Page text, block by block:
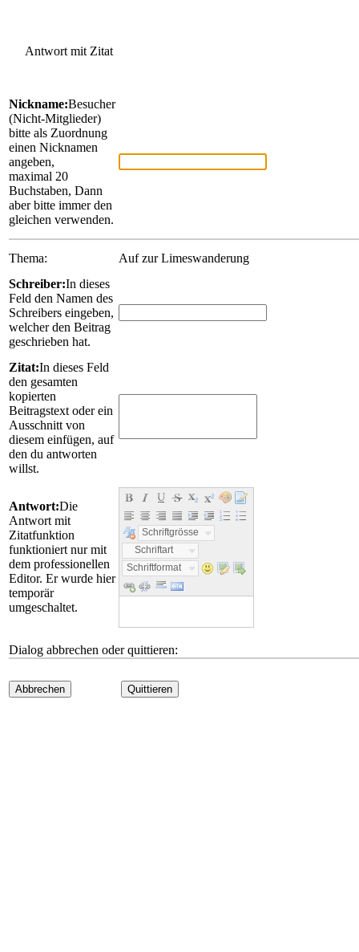
Antwort mit Zitat
Nickname:Besucher
(Nicht-Mitglieder)
bitte als Zuordnung
einen Nicknamen
angeben,
maximal 20
Buchstaben, Dann
aber bitte immer den
gleichen verwenden.
Thema:
Auf zur Limeswanderung
Schreiber:In dieses
Feld den Namen des
Schreibers eingeben,
welcher den Beitrag
geschrieben hat.
Zitat:In dieses Feld
den gesamten
kopierten
Beitragstext oder ein
Ausschnitt von
diesem einfügen, auf
den du antworten
willst.
Antwort:Die
Antwort mit
Zitatfunktion
funktioniert nur mit
dem professionellen
Editor. Er wurde hier
temporär
umgeschaltet.
Schriftgrösse
Schriftart
Schriftformat
Dialog abbrechen oder quittieren:
Abbrechen Quittieren